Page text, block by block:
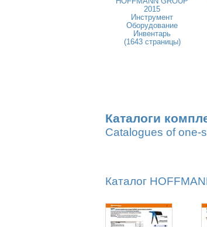
2015
Инструмент
Оборудование
Инвентарь
(1643 страницы)
Каталоги
Catalogues of one-
Каталог